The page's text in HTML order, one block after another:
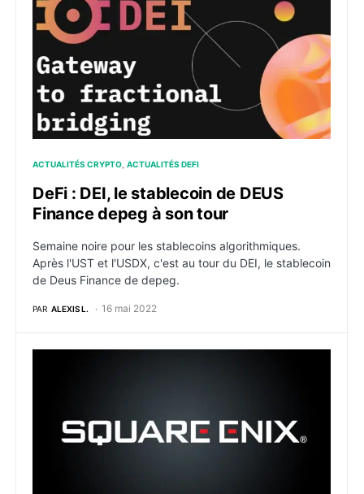
ACTUALITÉS CRYPTO ACTUALITÉS DEFI
DeFi : DEI, le stablecoin de DEUS
Finance depeg à son tour
Semaine noire pour les stablecoins algorithmiques.
Après l'UST et l'USDX, c'est au tour du DEI, le stablecoin
de Deus Finance de depeg.
PAR ALEXIS L. 16 mai 2022